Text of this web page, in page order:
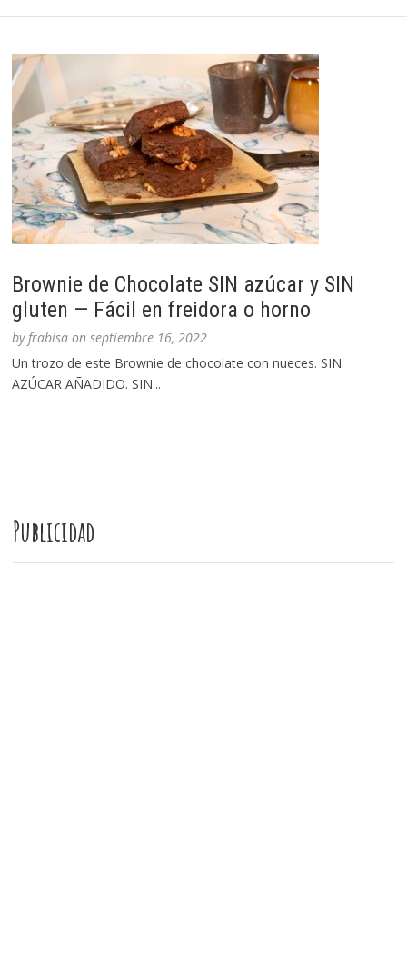
Brownie de Chocolate SIN azúcar y SIN
gluten — Fácil en freidora o horno
byfrabisa onseptiembre 16, 2022
Un trozo de este Brownie de chocolate con nueces. SIN
AZÚCAR AÑADIDO. SIN...
Publicidad